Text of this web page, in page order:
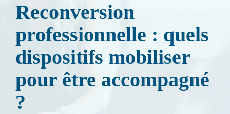
Reconversion
professionnelle : quels
dispositifs mobiliser
pour être accompagné
?